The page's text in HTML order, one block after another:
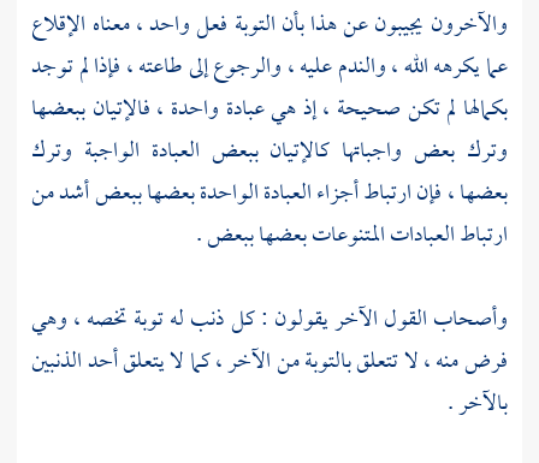
والآخرون يجيبون عن هذا بأن التوبة فعل واحد ، معناه الإقلاع
عما يكرهه الله ، والندم عليه ، والرجوع إلى طاعته ، فإذا لم توجد
بكمالها لم تكن صحيحة ، إذ هي عبادة واحدة ، فالإتيان ببعضها
وترك بعض واجباتها كالإتيان ببعض العبادة الواجبة وترك
بعضها ، فإن ارتباط أجزاء العبادة الواحدة بعضها ببعض أشد من
ارتباط العبادات المتنوعات بعضها ببعض .
وأصحاب القول الآخر يقولون : كل ذنب له توبة تخصه ، وهي
فرض منه ، لا تتعلق بالتوبة من الآخر ، كما لا يتعلق أحد الذنبين
بالآخر .